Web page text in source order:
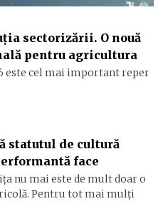
sectorizării. O nouă
pentru agricultura
este cel mai important reper
statutul de cultură
face
nu mai este de mult doar o
Pentru tot mai mulți